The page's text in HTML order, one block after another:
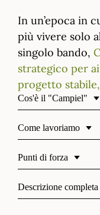
In un’epoca in
più vivere solo
singolo bando,
strategico per
progetto
Cos'è il "Campiel"
Come lavoriamo
Punti di forza
Descrizione completa